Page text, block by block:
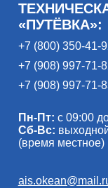
«ПУТЁВКА»:
+7 (800) 350-41-
+7 (908) 997-71-
+7 (908) 997-71-
Пн-Пт: с 09:00
Сб-Вс:
(время местное)